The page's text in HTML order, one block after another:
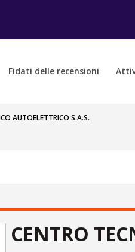
Fidati delle recensioni
AUTOELETTRICO S.A.S.
CENTRO